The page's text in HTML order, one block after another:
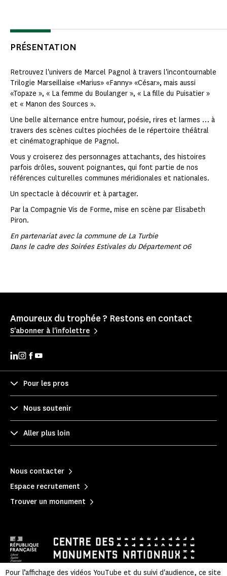
PRÉSENTATION
Retrouvez l'univers de Marcel Pagnol à travers l'incontournable
Trilogie Marseillaise «Marius» «Fanny» «César», mais aussi
«Topaze », « La femme du Boulanger », « La fille du Puisatier »
et « Manon des Sources ».
Une belle alternance entre humour, poésie, rires et larmes … à
travers des scènes cultes piochées de le répertoire théâtral
et cinématographique de Pagnol.
Vous y croiserez des personnages attachants, des histoires
parfois drôles, souvent poignantes, qui font partie de nos
références culturelles communes méridionales et nationales.
Un spectacle à découvrir et à partager.
Par la Compagnie Vis de Forme, mise en scène par Elisabeth
Piron.
En partenariat avec la commune de La Turbie
Dans le cadre des Soirées Estivales du Département 06
Amoureux du trophée ? Restons en contact
S'abonner à l'infolettre
Pour les pros
Nous soutenir
Aller plus loin
Nous contacter
Espace recrutement
Trouver un monument
Pour l’affichage des vidéos YouTube et du suivi d'audience, ce site